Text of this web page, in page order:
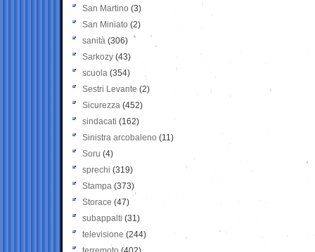
San Martino (3)
San Miniato (2)
sanità (306)
Sarkozy (43)
scuola (354)
Sestri Levante (2)
Sicurezza (452)
sindacati (162)
Sinistra arcobaleno (11)
Soru (4)
sprechi (319)
Stampa (373)
Storace (47)
subappalti (31)
televisione(244)